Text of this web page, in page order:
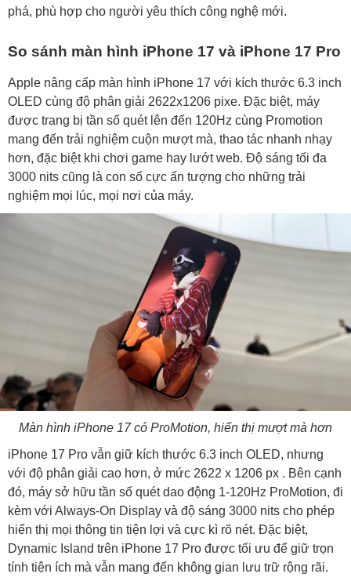
phá, phù hợp cho người yêu thích công nghệ mới.
So sánh màn hình iPhone 17 và iPhone 17 Pro
Apple nâng cấp màn hình iPhone 17 với kích thước 6.3 inch
OLED cùng độ phân giải 2622x1206 pixe. Đặc biệt, máy
được trang bị tần số quét lên đến 120Hz cùng Promotion
mang đến trải nghiệm cuộn mượt mà, thao tác nhanh nhạy
hơn, đặc biệt khi chơi game hay lướt web. Độ sáng tối đa
3000 nits cũng là con số cực ấn tượng cho những trải
nghiệm mọi lúc, mọi nơi của máy.
Màn hình iPhone 17 có ProMotion, hiển thị mượt mà hơn
iPhone 17 Pro vẫn giữ kích thước 6.3 inch OLED, nhưng
với độ phân giải cao hơn, ở mức 2622 x 1206 px . Bên cạnh
đó, máy sở hữu tần số quét dao động 1-120Hz ProMotion, đi
kèm với Always-On Display và độ sáng 3000 nits cho phép
hiển thị mọi thông tin tiện lợi và cực kì rõ nét. Đặc biệt,
Dynamic Island trên iPhone 17 Pro được tối ưu để giữ trọn
tính tiện ích mà vẫn mang đến không gian lưu trữ rộng rãi.